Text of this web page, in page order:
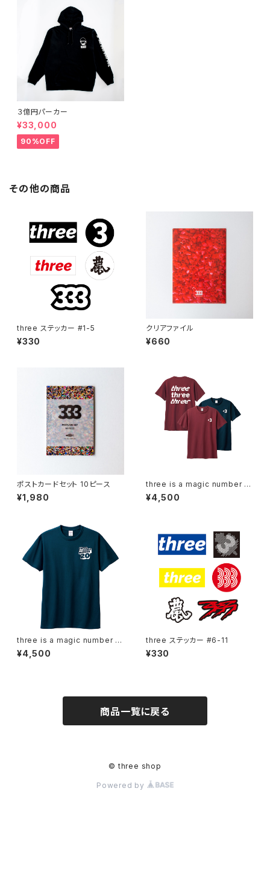
３億円パーカー
¥33,000
90%OFF
その他の商品
three ステッカー #1-5
¥330
クリアファイル
¥660
ポストカードセット 10ピース
¥1,980
three is a magic number 21
限定Tシャツ
¥4,500
three is a magic number 2
0 限定Tシャツ
¥4,500
three ステッカー #6-11
¥330
商品一覧に戻る
© three shop
Powered by